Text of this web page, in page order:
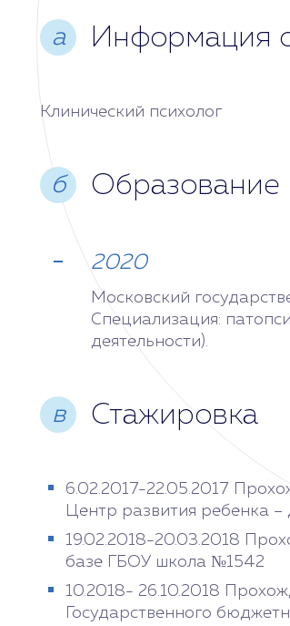
а Информация
Клинический психолог
б Образование
2020
Московский
Специализация:
деятельности).
в Стажировка
6.02.2017-22.05.2017
Центр развития ребенка
19.02.2018-20.03.2018
базе ГБОУ школа №1542
10.2018- 26.10.2018
Государственного